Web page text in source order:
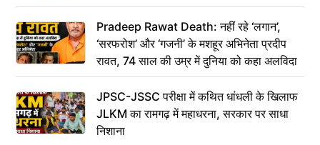
Pradeep Rawat Death: नहीं रहे ‘लगान’,
‘सरफरोश’ और ‘गजनी’ के मशहूर अभिनेता प्रदीप
रावत, 74 साल की उम्र में दुनिया को कहा अलविदा
JPSC-JSSC परीक्षा में कथित धांधली के खिलाफ
JLKM का रामगढ़ में महाधरना, सरकार पर साधा
निशाना